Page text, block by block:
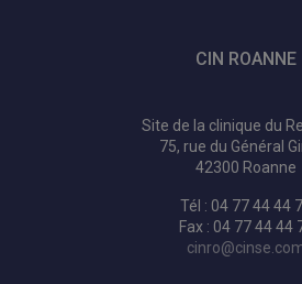
CIN ROANNE
Site de la clinique du
75, rue du Général
42300 Roanne
Tél : 04 77 44 44
Fax : 04 77 44 44